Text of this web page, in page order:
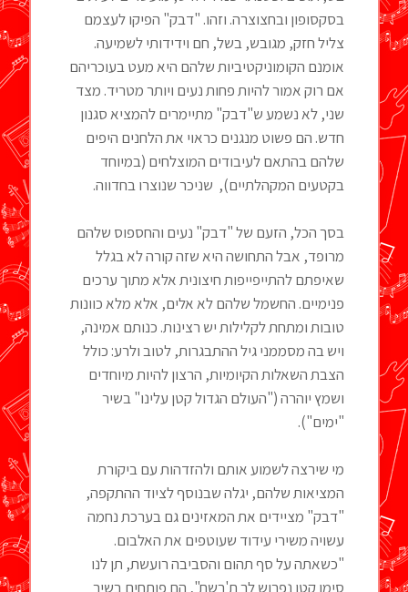
בסקסופון ובחצוצרה. וזהו. "דבק" הפיקו לעצמם
צליל חזק, מגובש, בשל, חם וידידותי לשמיעה.
אומנם הקומוניקטיביות שלהם היא מעט בעוכריהם
אם רוק אמור להיות פחות נעים ויותר מטריד. מצד
שני, לא נשמע ש"דבק" מתיימרים להמציא סגנון
חדש. הם פשוט מנגנים כראוי את הלחנים היפים
שלהם בהתאם לעיבודים המוצלחים (במיוחד
בקטעים המקהלתיים), שניכר שנוצרו בחדווה.
בסך הכל, הזעם של "דבק" נעים והחספוס שלהם
מרופד, אבל התחושה היא שזה קורה לא בגלל
שאיפתם להתייפייפות חיצונית אלא מתוך ערכים
פנימיים. החשמל שלהם לא אלים, אלא מלא כוונות
טובות ומתחת לקלילות יש רצינות. כנותם אמינה,
ויש בה מסממני גיל ההתבגרות, לטוב ולרע: כולל
הצבת השאלות הקיומיות, הרצון להיות מיוחדים
ושמץ יוהרה ("העולם הגדול קטן עלינו" בשיר
"ימים").
מי שירצה לשמוע אותם ולהזדהות עם ביקורת
המציאות שלהם, יגלה שבנוסף לציוד ההתקפה,
"דבק" מציידים את המאזינים גם בערכת נחמה
עשויה משירי עידוד שעוטפים את האלבום.
"כשאתה על סף תהום והסביבה רועשת, תן לנו
סימן קטן נפרוש לך ת'רשת", הם פותחים בשיר